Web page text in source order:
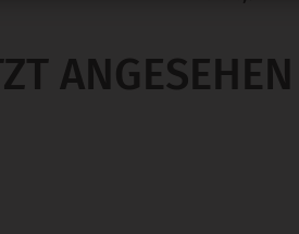
ANGESEHEN